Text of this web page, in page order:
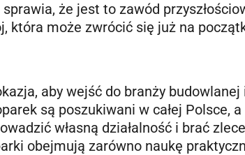
że jest to zawód
która może zwrócić się już na
aby wejść do branży
są poszukiwani w całej Polsce,
własną działalność i brać
obejmują zarówno naukę